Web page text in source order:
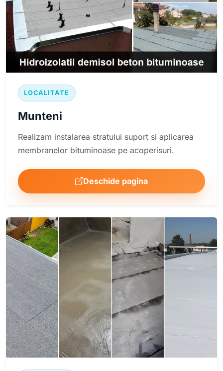
LOCALITATE
Munteni
Realizam instalarea stratului suport si aplicarea
membranelor bituminoase pe acoperisuri.
Deschide pagina